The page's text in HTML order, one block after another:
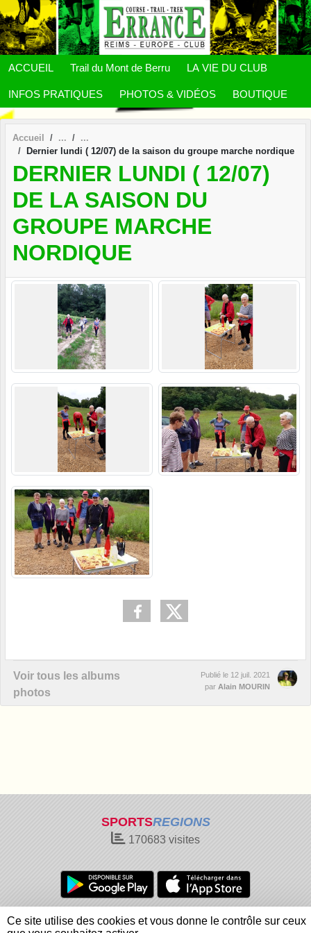
ACCUEIL Trail du Mont de Berru LA VIE DU CLUB
INFOS PRATIQUES PHOTOS & VIDÉOS BOUTIQUE
Accueil
Dernier lundi ( 12/07) de la saison du groupe marche nordique
DERNIER LUNDI ( 12/07)
DE LA SAISON DU
GROUPE MARCHE
NORDIQUE
Voir tous les albums
photos
Publié le 12 juil. 2021
par Alain MOURIN
SPORTSREGIONS
170683 visites
Charte cookies
Gestion des cookies
Panneau de gestion des cookies
Ce site utilise des cookies et vous donne le contrôle sur ceux